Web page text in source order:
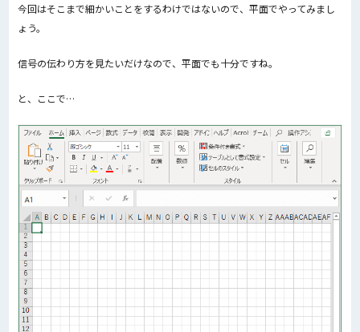
今回はそこまで細かいことをするわけではないので、平面でやってみまし
ょう。
信号の伝わり方を見たいだけなので、平面でも十分ですね。
と、ここで…